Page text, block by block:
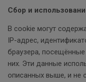
Сбор и
В cookie могут
IP-адрес,
браузера,
них. Эти данные
описанных выше, и не